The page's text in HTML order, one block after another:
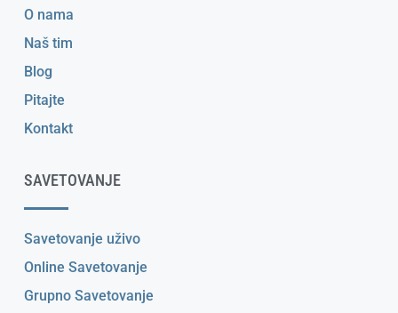
O nama
Naš tim
Blog
Pitajte
Kontakt
SAVETOVANJE
Savetovanje uživo
Online Savetovanje
Grupno Savetovanje